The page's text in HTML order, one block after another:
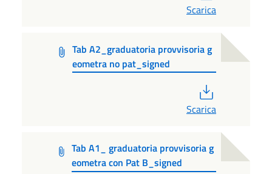
Scarica
Tab A2_graduatoria provvisoria g
eometra no pat_signed
Scarica
Tab A1_ graduatoria provvisoria g
eometra con Pat B_signed